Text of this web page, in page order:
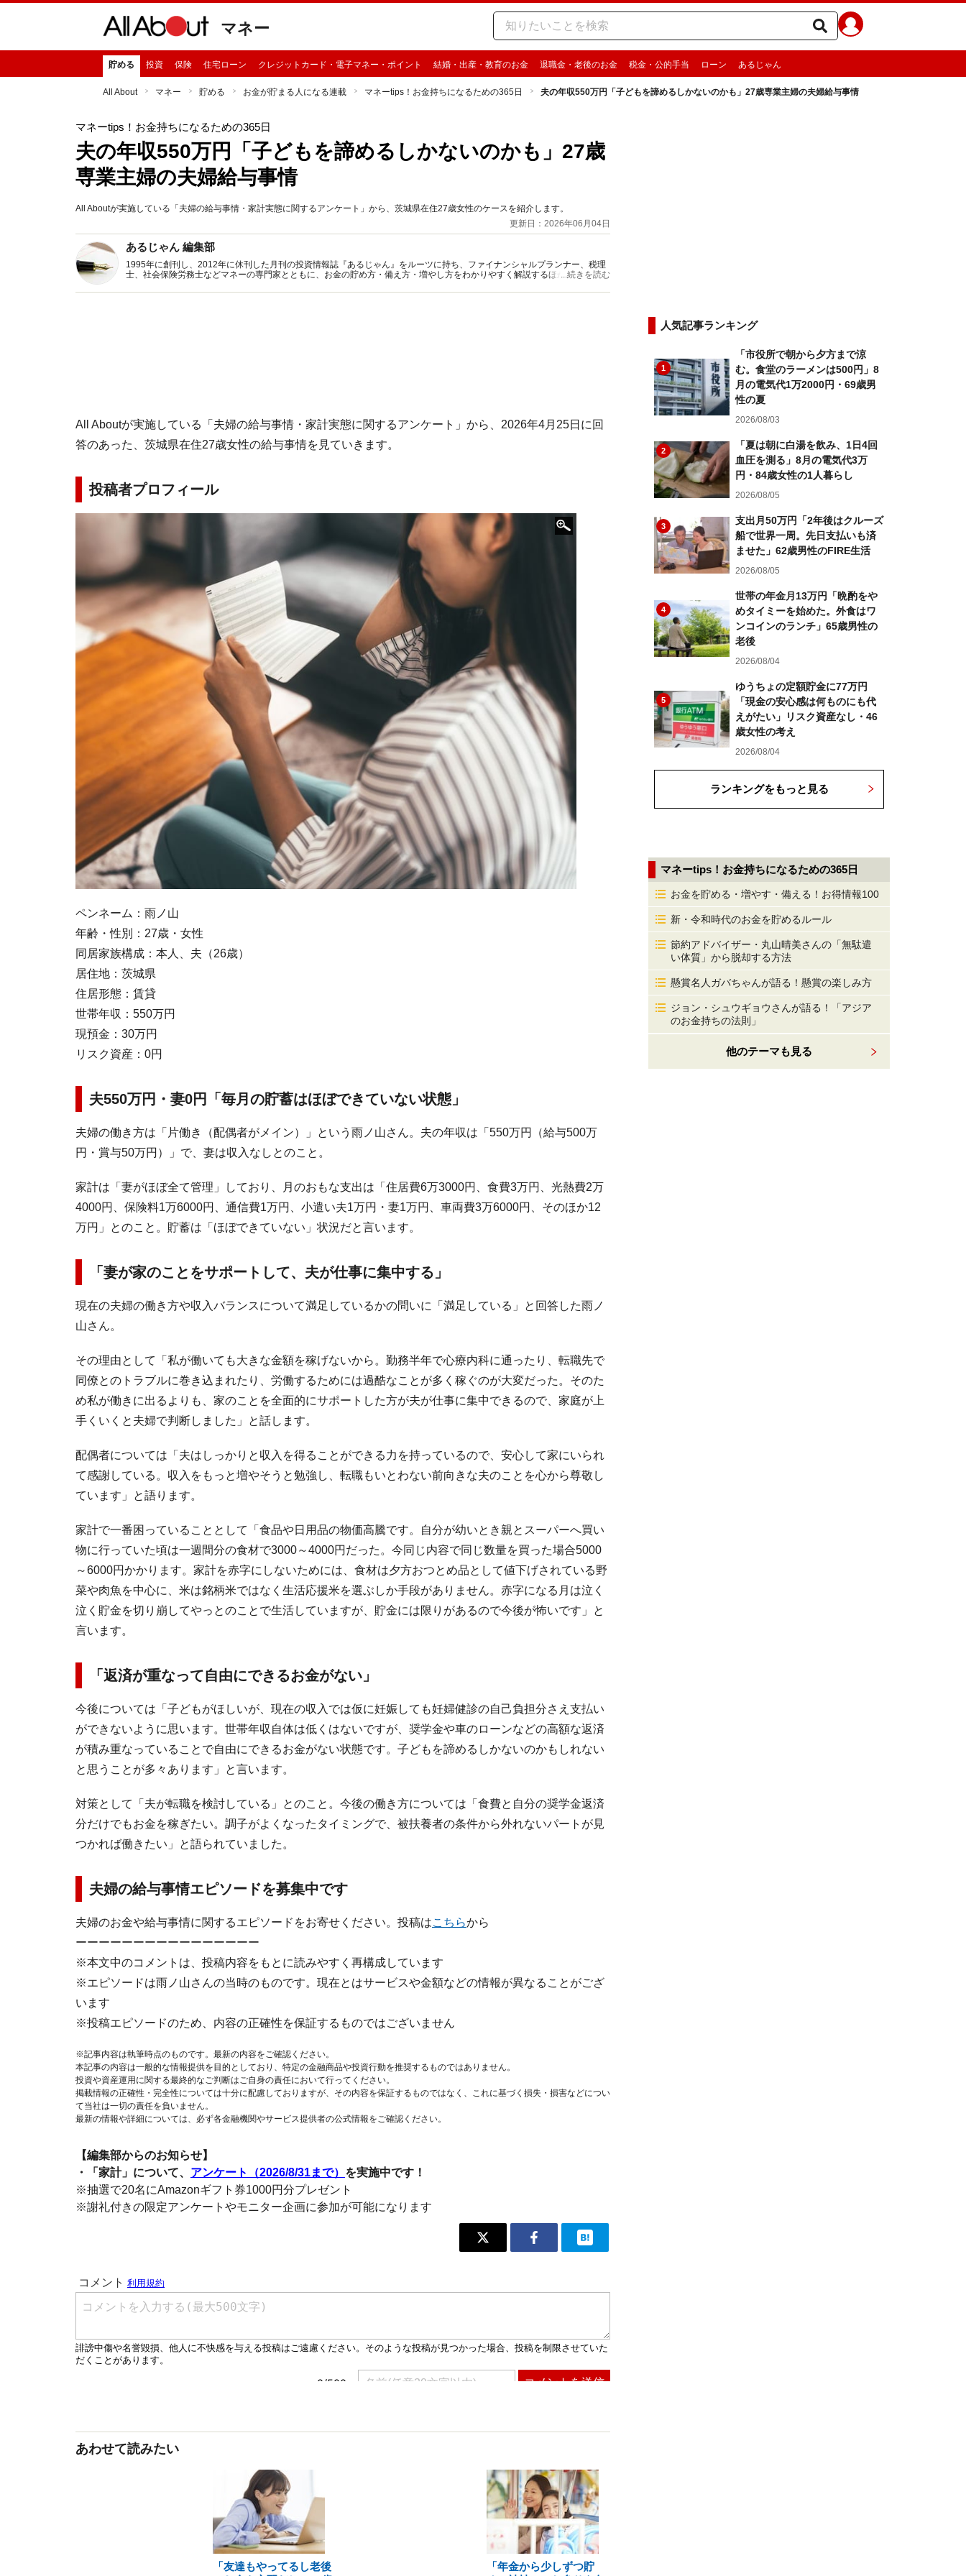
マネー
貯める 投資 保険 住宅ローン クレジットカード・電子マネー・ポイント 結婚・出産・教育のお金 退職金・老後のお金 税金・公的手当 ローン あるじゃん
All About マネー 貯める お金が貯まる人になる連載 マネーtips！お金持ちになるための365日 夫の年収550万円「子どもを諦めるしかないのかも」27歳専業主婦の夫婦給与事情
マネーtips！お金持ちになるための365日
夫の年収550万円「子どもを諦めるしかないのかも」27歳
専業主婦の夫婦給与事情
All Aboutが実施している「夫婦の給与事情・家計実態に関するアンケート」から、茨城県在住27歳女性のケースを紹介します。
更新日：2026年06月04日
あるじゃん 編集部
1995年に創刊し、2012年に休刊した月刊の投資情報誌『あるじゃん』をルーツに持ち、ファイナンシャルプランナー、税理
士、社会保険労務士などマネーの専門家とともに、お金の貯め方・備え方・増やし方をわかりやすく解説するほか、マネー最
...続きを読む
All Aboutが実施している「夫婦の給与事情・家計実態に関するアンケート」から、2026年4月25日に回
答のあった、茨城県在住27歳女性の給与事情を見ていきます。
投稿者プロフィール
ペンネーム：雨ノ山
年齢・性別：27歳・女性
同居家族構成：本人、夫（26歳）
居住地：茨城県
住居形態：賃貸
世帯年収：550万円
現預金：30万円
リスク資産：0円
夫550万円・妻0円「毎月の貯蓄はほぼできていない状態」
夫婦の働き方は「片働き（配偶者がメイン）」という雨ノ山さん。夫の年収は「550万円（給与500万
円・賞与50万円）」で、妻は収入なしとのこと。
家計は「妻がほぼ全て管理」しており、月のおもな支出は「住居費6万3000円、食費3万円、光熱費2万
4000円、保険料1万6000円、通信費1万円、小遣い夫1万円・妻1万円、車両費3万6000円、そのほか12
万円」とのこと。貯蓄は「ほぼできていない」状況だと言います。
「妻が家のことをサポートして、夫が仕事に集中する」
現在の夫婦の働き方や収入バランスについて満足しているかの問いに「満足している」と回答した雨ノ
山さん。
その理由として「私が働いても大きな金額を稼げないから。勤務半年で心療内科に通ったり、転職先で
同僚とのトラブルに巻き込まれたり、労働するためには過酷なことが多く稼ぐのが大変だった。そのた
め私が働きに出るよりも、家のことを全面的にサポートした方が夫が仕事に集中できるので、家庭が上
手くいくと夫婦で判断しました」と話します。
配偶者については「夫はしっかりと収入を得ることができる力を持っているので、安心して家にいられ
て感謝している。収入をもっと増やそうと勉強し、転職もいとわない前向きな夫のことを心から尊敬し
ています」と語ります。
家計で一番困っていることとして「食品や日用品の物価高騰です。自分が幼いとき親とスーパーへ買い
物に行っていた頃は一週間分の食材で3000～4000円だった。今同じ内容で同じ数量を買った場合5000
～6000円かかります。家計を赤字にしないためには、食材は夕方おつとめ品として値下げされている野
菜や肉魚を中心に、米は銘柄米ではなく生活応援米を選ぶしか手段がありません。赤字になる月は泣く
泣く貯金を切り崩してやっとのことで生活していますが、貯金には限りがあるので今後が怖いです」と
言います。
「返済が重なって自由にできるお金がない」
今後については「子どもがほしいが、現在の収入では仮に妊娠しても妊婦健診の自己負担分さえ支払い
ができないように思います。世帯年収自体は低くはないですが、奨学金や車のローンなどの高額な返済
が積み重なっていることで自由にできるお金がない状態です。子どもを諦めるしかないのかもしれない
と思うことが多々あります」と言います。
対策として「夫が転職を検討している」とのこと。今後の働き方については「食費と自分の奨学金返済
分だけでもお金を稼ぎたい。調子がよくなったタイミングで、被扶養者の条件から外れないパートが見
つかれば働きたい」と語られていました。
夫婦の給与事情エピソードを募集中です
夫婦のお金や給与事情に関するエピソードをお寄せください。投稿はこちらから
ーーーーーーーーーーーーーーーー
※本文中のコメントは、投稿内容をもとに読みやすく再構成しています
※エピソードは雨ノ山さんの当時のものです。現在とはサービスや金額などの情報が異なることがござ
います
※投稿エピソードのため、内容の正確性を保証するものではございません
※記事内容は執筆時点のものです。最新の内容をご確認ください。
本記事の内容は一般的な情報提供を目的としており、特定の金融商品や投資行動を推奨するものではありません。
投資や資産運用に関する最終的なご判断はご自身の責任において行ってください。
掲載情報の正確性・完全性については十分に配慮しておりますが、その内容を保証するものではなく、これに基づく損失・損害などについ
て当社は一切の責任を負いません。
最新の情報や詳細については、必ず各金融機関やサービス提供者の公式情報をご確認ください。
【編集部からのお知らせ】
・「家計」について、 アンケート（2026/8/31まで） を実施中です！
※抽選で20名にAmazonギフト券1000円分プレゼント
※謝礼付きの限定アンケートやモニター企画に参加が可能になります
あわせて読みたい
「友達もやってるし老後
「年金から少しずつ貯
人気記事ランキング
1
「市役所で朝から夕方まで涼
む。食堂のラーメンは500円」8
月の電気代1万2000円・69歳男
性の夏
2026/08/03
2
「夏は朝に白湯を飲み、1日4回
血圧を測る」8月の電気代3万
円・84歳女性の1人暮らし
2026/08/05
3
支出月50万円「2年後はクルーズ
船で世界一周。先日支払いも済
ませた」62歳男性のFIRE生活
2026/08/05
4
世帯の年金月13万円「晩酌をや
めタイミーを始めた。外食はワ
ンコインのランチ」65歳男性の
老後
2026/08/04
5
ゆうちょの定額貯金に77万円
「現金の安心感は何ものにも代
えがたい」リスク資産なし・46
歳女性の考え
2026/08/04
ランキングをもっと見る
マネーtips！お金持ちになるための365日
お金を貯める・増やす・備える！お得情報100
新・令和時代のお金を貯めるルール
節約アドバイザー・丸山晴美さんの「無駄遣
い体質」から脱却する方法
懸賞名人ガバちゃんが語る！懸賞の楽しみ方
ジョン・シュウギョウさんが語る！「アジア
のお金持ちの法則」
他のテーマも見る